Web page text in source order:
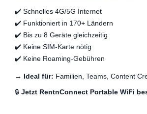
✔️ Schnelles 4G/5G Internet
✔️ Funktioniert in 170+ Ländern
✔️ Bis zu 8 Geräte gleichzeitig
✔️ Keine SIM-Karte nötig
✔️ Keine Roaming-Gebühren
→ Ideal für: Familien, Teams, Content
🔒 Jetzt RentnConnect Portable WiFi